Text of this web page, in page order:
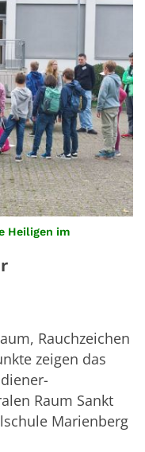
Heiligen im
Rauchzeichen
zeigen das
Raum Sankt
Marienberg